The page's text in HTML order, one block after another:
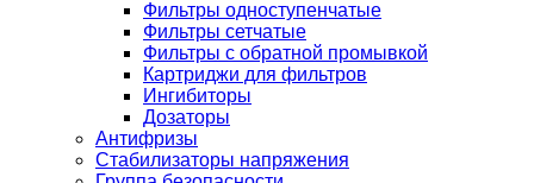
Фильтры одноступенчатые
Фильтры сетчатые
Фильтры с обратной промывкой
Картриджи для фильтров
Ингибиторы
Дозаторы
Антифризы
Стабилизаторы напряжения